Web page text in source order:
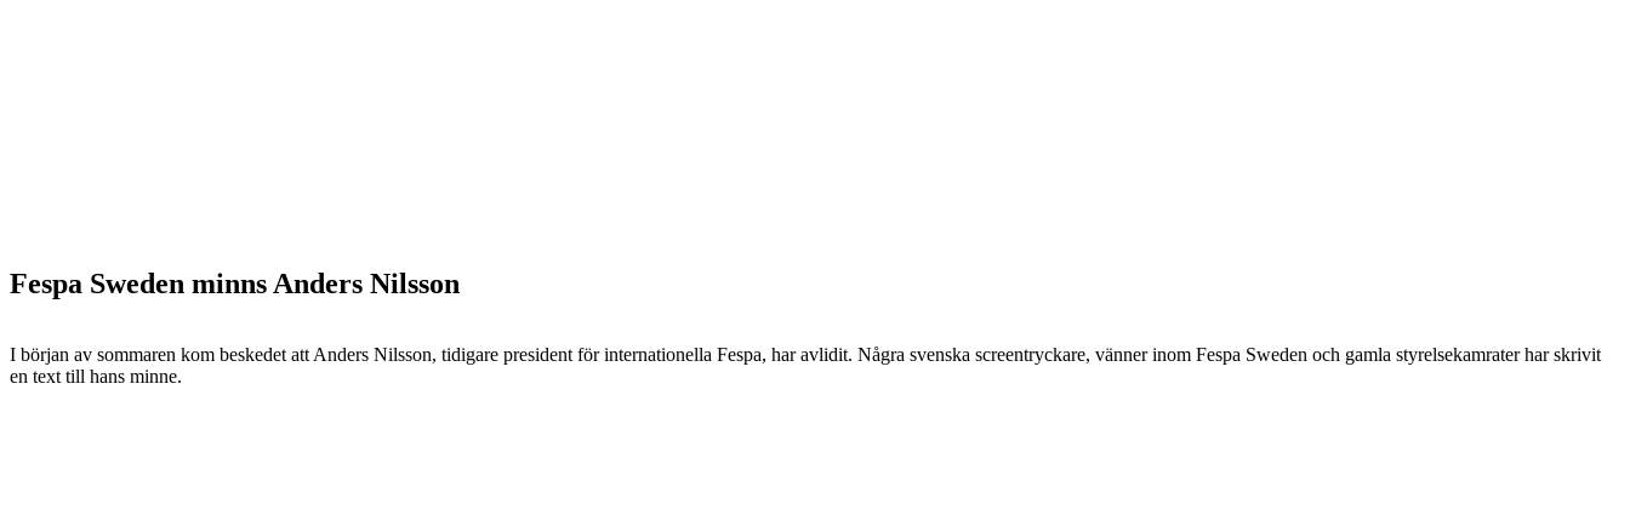
Fespa Sweden minns Anders Nilsson
I början av sommaren kom beskedet att Anders Nilsson, tidigare president för internationella Fespa, har avlidit. Några svenska screentryckare, vänner inom Fespa Sweden och gamla styrelsekamrater har skrivit
en text till hans minne.